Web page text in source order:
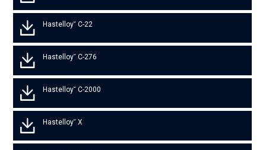
Hastelloy˘ C-22
Hastelloy˘ C-276
Hastelloy˘ C-2000
Hastelloy˘ X